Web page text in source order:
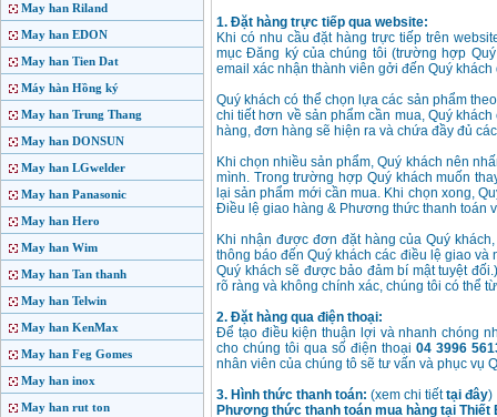
May han Riland
May han EDON
May han Tien Dat
Máy hàn Hồng ký
May han Trung Thang
May han DONSUN
May han LGwelder
May han Panasonic
May han Hero
May han Wim
May han Tan thanh
May han Telwin
May han KenMax
May han Feg Gomes
May han inox
May han rut ton
1. Đặt hàng trực tiếp qua website:
Khi có nhu cầu đặt hàng trực tiếp trên
mục Đăng ký của chúng tôi (trường hợp
email xác nhận thành viên gởi đến Quý
Quý khách có thể chọn lựa các sản phẩm
chi tiết hơn về sản phẩm cần mua, Quý
hàng, đơn hàng sẽ hiện ra và chứa đầy đủ
Khi chọn nhiều sản phẩm, Quý khách nên
mình. Trong trường hợp Quý khách muốn
lại sản phẩm mới cần mua. Khi chọn xong,
Điều lệ giao hàng & Phương thức thanh toán
Khi nhận được đơn đặt hàng của Quý
thông báo đến Quý khách các điều lệ giao
Quý khách sẽ được bảo đảm bí mật tuyệt
rõ ràng và không chính xác, chúng tôi có thể
2. Đặt hàng qua điện thoại:
Để tạo điều kiện thuận lợi và nhanh chóng
cho chúng tôi qua số điện thoại04 3996
nhân viên của chúng tô sẽ tư vấn và phục vụ
3. Hình thức thanh toán: (xem chi tiếttại đây)
Phương thức thanh toán mua hàng tại Thiết